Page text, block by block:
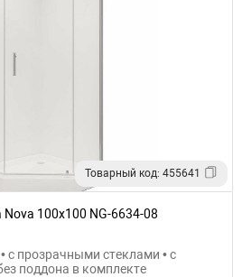
Товарный код: 455641
100х100 NG-6634-08
прозрачными стеклами • с
поддона в комплекте